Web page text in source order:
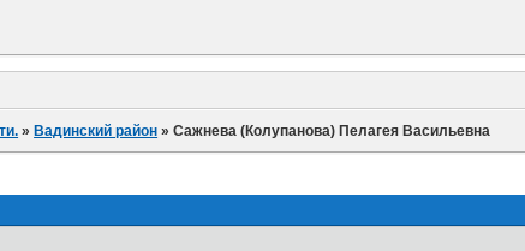
» Вадинский район »Сажнева (Колупанова) Пелагея Васильевна